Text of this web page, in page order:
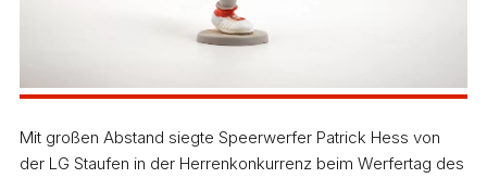
Mit großen Abstand siegte Speerwerfer Patrick Hess von
der LG Staufen in der Herrenkonkurrenz beim Werfertag des